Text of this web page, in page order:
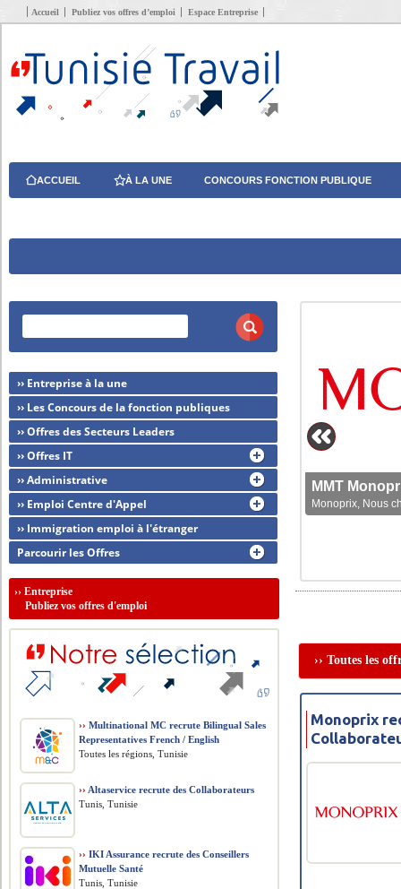
Accueil Publiez vos offres d’emploi Espace Entreprise
ACCUEIL À LA UNE CONCOURS FONCTION PUBLIQUE
MMT
Monoprix, Nous
›› Toutes les
Monoprix
›› Entreprise à la une
›› Les Concours de la fonction publiques
›› Offres des Secteurs Leaders
›› Offres IT
›› Administrative
›› Emploi Centre d'Appel
›› Immigration emploi à l'étranger
Parcourir les Offres
››Entreprise
Publiez vos offres d'emploi
›› Multinational MC recrute Bilingual Sales
Representatives French / English
Toutes les régions, Tunisie
›› Altaservice recrute des Collaborateurs
Tunis, Tunisie
›› IKI Assurance recrute des Conseillers
Mutuelle Santé
Tunis, Tunisie